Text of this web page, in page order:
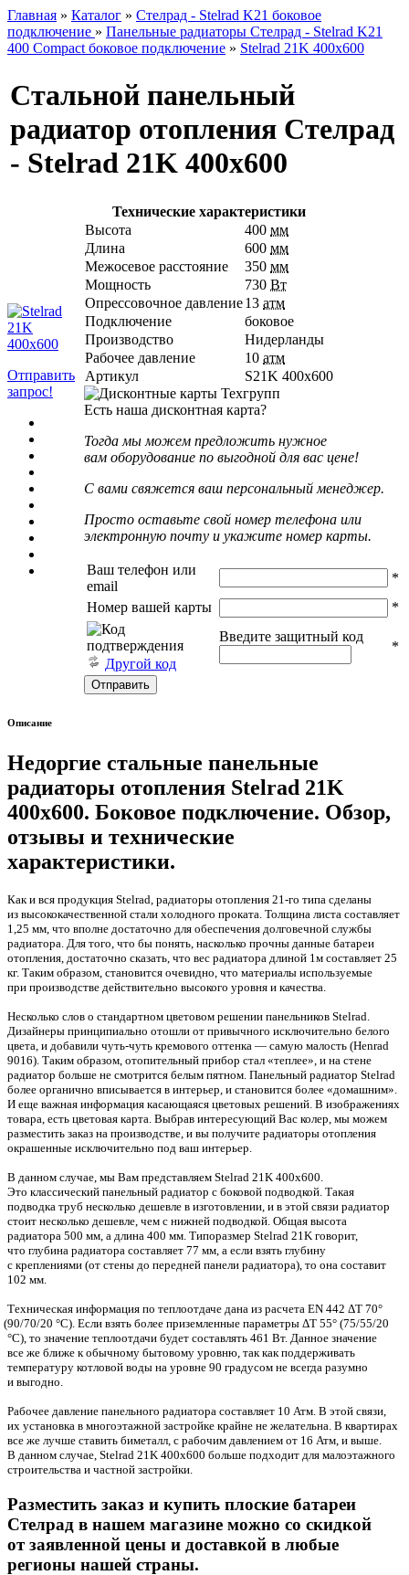
Главная » Каталог » Стелрад - Stelrad K21 боковое
подключение » Панельные радиаторы Стелрад - Stelrad K21
400 Compact боковое подключение » Stelrad 21K 400х600
Стальной панельный
радиатор отопления Стелрад
- Stelrad 21K 400х600
Отправить
запрос!
Технические характеристики
Высота
400 мм
Длина
600 мм
Межосевое расстояние
350 мм
Мощность
730 Вт
Опрессовочное давление13 атм
Подключение
боковое
Производство
Нидерланды
Рабочее давление
10 атм
Артикул
S21K 400х600
Есть наша дисконтная карта?
Тогда мы можем предложить нужное
вам оборудование по выгодной для вас цене!
С вами свяжется ваш персональный менеджер.
Просто оставьте свой номер телефона или
электронную почту и укажите номер карты.
Ваш телефон или
email
*
Номер вашей карты
*
Другой код
Введите защитный код
*
Описание
Недоргие стальные панельные
радиаторы отопления Stelrad 21K
400х600. Боковое подключение. Обзор,
отзывы и технические
характеристики.
Как и вся продукция Stelrad, радиаторы отопления 21-го типа сделаны
из высококачественной стали холодного проката. Толщина листа составляет
1,25 мм, что вполне достаточно для обеспечения долговечной службы
радиатора. Для того, что бы понять, насколько прочны данные батареи
отопления, достаточно сказать, что вес радиатора длиной 1м составляет 25
кг. Таким образом, становится очевидно, что материалы используемые
при производстве действительно высокого уровня и качества.
Несколько слов о стандартном цветовом решении панельников Stelrad
Дизайнеры принципиально отошли от привычного исключительно белого
цвета, и добавили чуть-чуть кремового оттенка — самую малость (Henrad
9016). Таким образом, отопительный прибор стал «теплее», и на стене
радиатор больше не смотрится белым пятном. Панельный радиатор Stelrad
более органично вписывается в интерьер, и становится более «домашним».
И еще важная информация касающаяся цветовых решений. В изображениях
товара, есть цветовая карта. Выбрав интересующий Вас колер, мы можем
разместить заказ на производстве, и вы получите радиаторы отопления
окрашенные исключительно под ваш интерьер.
В данном случае, мы Вам представляем Stelrad 21K 400х600.
Это классический панельный радиатор с боковой подводкой. Такая
подводка труб несколько дешевле в изготовлении, и в этой связи радиатор
стоит несколько дешевле, чем с нижней подводкой. Общая высота
радиатора 500 мм, а длина 400 мм. Типоразмер Stelrad 21K говорит,
что глубина радиатора составляет 77 мм, а если взять глубину
с креплениями (от стены до передней панели радиатора), то она составит
102 мм.
Техническая информация по теплоотдаче дана из расчета EN 442 ΔT 70°
(90/70/20 °C). Если взять более приземленные параметры ΔT 55° (75/55/20
°C), то значение теплоотдачи будет составлять 461 Вт. Данное значение
все же ближе к обычному бытовому уровню, так как поддерживать
температуру котловой воды на уровне 90 градусом не всегда разумно
и выгодно.
Рабочее давление панельного радиатора составляет 10 Атм. В этой связи,
их установка в многоэтажной застройке крайне не желательна. В квартирах
все же лучше ставить биметалл, с рабочим давлением от 16 Атм, и выше.
В данном случае, Stelrad 21K 400х600 больше подходит для малоэтажного
строительства и частной застройки.
Разместить заказ и купить плоские батареи
Стелрад в нашем магазине можно со скидкой
от заявленной цены и доставкой в любые
регионы нашей страны.